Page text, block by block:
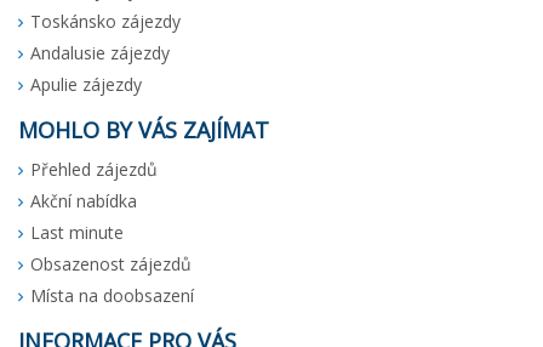
Toskánsko zájezdy
Andalusie zájezdy
Apulie zájezdy
MOHLO BY VÁS ZAJÍMAT
Přehled zájezdů
Akční nabídka
Last minute
Obsazenost zájezdů
Místa na doobsazení